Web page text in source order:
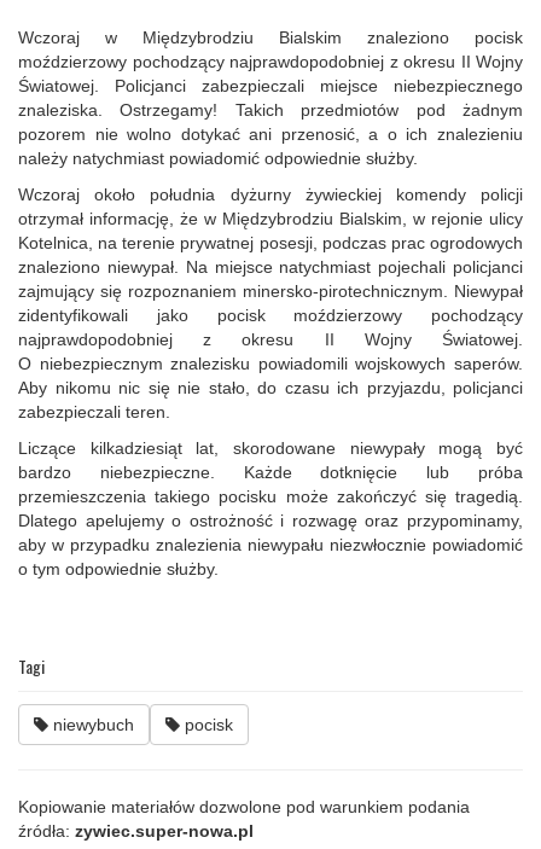
Wczoraj w Międzybrodziu Bialskim znaleziono pocisk
moździerzowy pochodzący najprawdopodobniej z okresu II Wojny
Światowej. Policjanci zabezpieczali miejsce niebezpiecznego
znaleziska. Ostrzegamy! Takich przedmiotów pod żadnym
pozorem nie wolno dotykać ani przenosić, a o ich znalezieniu
należy natychmiast powiadomić odpowiednie służby.
Wczoraj około południa dyżurny żywieckiej komendy policji
otrzymał informację, że w Międzybrodziu Bialskim, w rejonie ulicy
Kotelnica, na terenie prywatnej posesji, podczas prac ogrodowych
znaleziono niewypał. Na miejsce natychmiast pojechali policjanci
zajmujący się rozpoznaniem minersko-pirotechnicznym. Niewypał
zidentyfikowali jako pocisk moździerzowy pochodzący
najprawdopodobniej z okresu II Wojny Światowej.
O niebezpiecznym znalezisku powiadomili wojskowych saperów.
Aby nikomu nic się nie stało, do czasu ich przyjazdu, policjanci
zabezpieczali teren.
Liczące kilkadziesiąt lat, skorodowane niewypały mogą być
bardzo niebezpieczne. Każde dotknięcie lub próba
przemieszczenia takiego pocisku może zakończyć się tragedią.
Dlatego apelujemy o ostrożność i rozwagę oraz przypominamy,
aby w przypadku znalezienia niewypału niezwłocznie powiadomić
o tym odpowiednie służby.
Tagi
niewybuch pocisk
Kopiowanie materiałów dozwolone pod warunkiem podania
źródła: zywiec.super-nowa.pl